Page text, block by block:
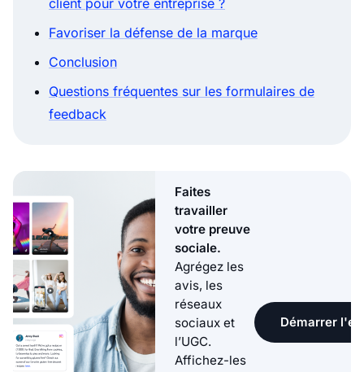
Favoriser la défense de la marque
Conclusion
Questions fréquentes sur les formulaires de
feedback
Faites
travailler
votre preuve
sociale.
Agrégez les
avis, les
réseaux
sociaux et
l’UGC.
Affichez-les
Démarrer